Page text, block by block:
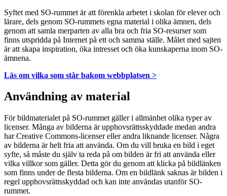
Syftet med SO-rummet är att förenkla arbetet i skolan för elever och
lärare, dels genom SO-rummets egna material i olika ämnen, dels
genom att samla merparten av alla bra och fria SO-resurser som
finns utspridda på Internet på ett och samma ställe. Målet med sajten
är att skapa inspiration, öka intresset och öka kunskaperna inom SO-
ämnena.
Läs om vilka som står bakom webbplatsen >
Användning av material
För bildmaterialet på SO-rummet gäller i allmänhet olika typer av
licenser. Många av bilderna är upphovsrättsskyddade medan andra
har Creative Commons-licenser eller andra liknande licenser. Några
av bilderna är helt fria att använda. Om du vill bruka en bild i eget
syfte, så måste du själv ta reda på om bilden är fri att använda eller
vilka villkor som gäller. Detta gör du genom att klicka på bildlänken
som finns under de flesta bilderna. Om en bildlänk saknas är bilden i
regel upphovsrättsskyddad och kan inte användas utanför SO-
rummet.